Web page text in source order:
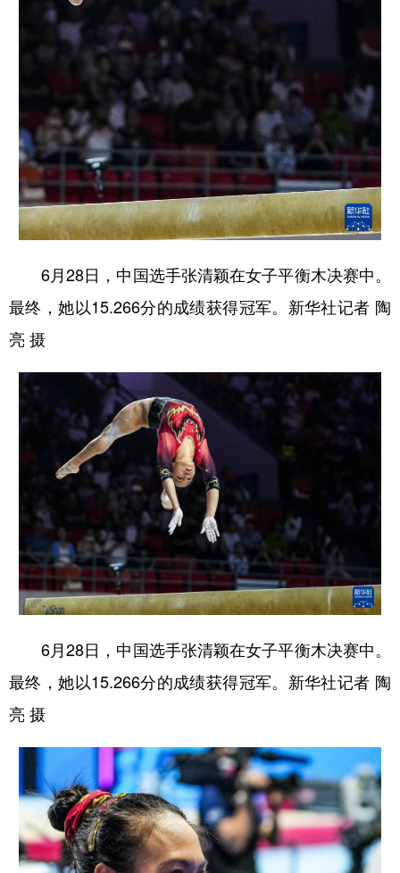
6月28日，中国选手张清颖在女子平衡木决赛中。
最终，她以15.266分的成绩获得冠军。新华社记者 陶
亮 摄
6月28日，中国选手张清颖在女子平衡木决赛中。
最终，她以15.266分的成绩获得冠军。新华社记者 陶
亮 摄